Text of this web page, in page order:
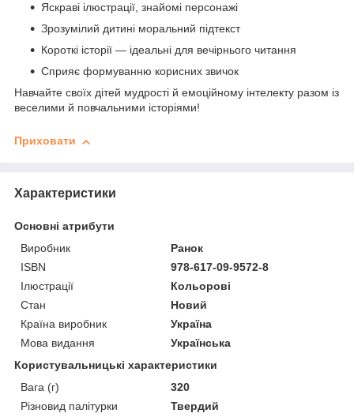
Яскраві ілюстрації, знайомі персонажі
Зрозумілий дитині моральний підтекст
Короткі історії — ідеальні для вечірнього читання
Сприяє формуванню корисних звичок
Навчайте своїх дітей мудрості й емоційному інтелекту разом із
веселими й повчальними історіями!
Приховати
Характеристики
Основні атрибути
Виробник
Ранок
ISBN
978-617-09-9572-8
Ілюстрації
Кольорові
Стан
Новий
Країна виробник
Україна
Мова видання
Українська
Користувальницькі характеристики
Вага (г)
320
Різновид палітурки
Твердий